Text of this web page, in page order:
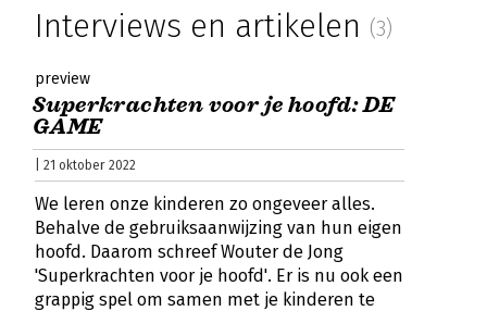
Interviews en artikelen (3)
preview
Superkrachten voor je hoofd: DE
GAME
| 21 oktober 2022
We leren onze kinderen zo ongeveer alles.
Behalve de gebruiksaanwijzing van hun eigen
hoofd. Daarom schreef Wouter de Jong
'Superkrachten voor je hoofd'. Er is nu ook een
grappig spel om samen met je kinderen te